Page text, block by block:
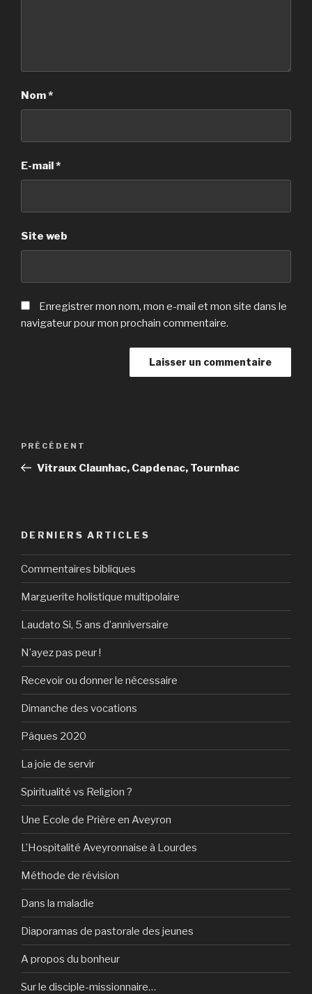
Nom*
E-mail*
Site web
Enregistrer mon nom, mon e-mail et mon site dans le
navigateur pour mon prochain commentaire.
Navigation
l’article
Article
précédent
PRÉCÉDENT
Vitraux Claunhac, Capdenac, Tournhac
DERNIERS ARTICLES
Commentaires bibliques
Marguerite holistique multipolaire
Laudato Si, 5 ans d’anniversaire
N’ayez pas peur !
Recevoir ou donner le nécessaire
Dimanche des vocations
Pâques 2020
La joie de servir
Spiritualité vs Religion ?
Une Ecole de Prière en Aveyron
L’Hospitalité Aveyronnaise à Lourdes
Méthode de révision
Dans la maladie
Diaporamas de pastorale des jeunes
A propos du bonheur
Sur le disciple-missionnaire…